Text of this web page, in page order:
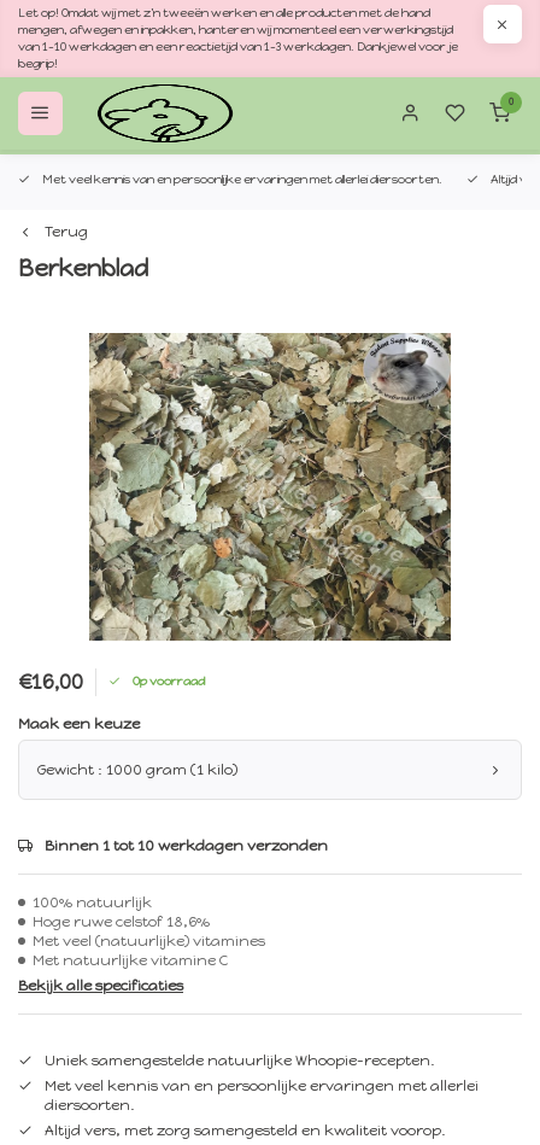
Let op! Omdat wij met z'n tweeën werken en alle producten met de hand
mengen, afwegen en inpakken, hanteren wij momenteel een verwerkingstijd
van 1–10 werkdagen en een reactietijd van 1–3 werkdagen. Dankjewel voor je
begrip!
0
Met veel kennis van en persoonlijke ervaringen met allerlei diersoorten. Altijd
Terug
Berkenblad
€16,00 Op voorraad
Maak een keuze
Gewicht : 1000 gram (1 kilo)
Binnen 1 tot 10 werkdagen verzonden
100% natuurlijk
Hoge ruwe celstof 18,6%
Met veel (natuurlijke) vitamines
Met natuurlijke vitamine C
Bekijk alle specificaties
Uniek samengestelde natuurlijke Whoopie-recepten.
Met veel kennis van en persoonlijke ervaringen met allerlei
diersoorten.
Altijd vers, met zorg samengesteld en kwaliteit voorop.